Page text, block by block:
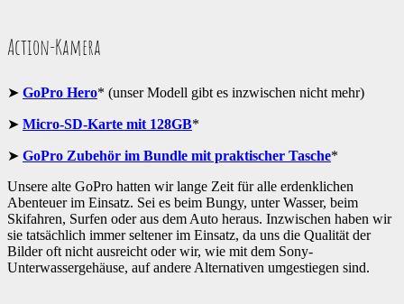
Action-Kamera
➤ GoPro Hero* (unser Modell gibt es inzwischen nicht mehr)
➤ Micro-SD-Karte mit 128GB*
➤ GoPro Zubehör im Bundle mit praktischer Tasche*
Unsere alte GoPro hatten wir lange Zeit für alle erdenklichen
Abenteuer im Einsatz. Sei es beim Bungy, unter Wasser, beim
Skifahren, Surfen oder aus dem Auto heraus. Inzwischen haben wir
sie tatsächlich immer seltener im Einsatz, da uns die Qualität der
Bilder oft nicht ausreicht oder wir, wie mit dem Sony-
Unterwassergehäuse, auf andere Alternativen umgestiegen sind.